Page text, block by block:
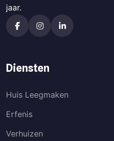
jaar.
Diensten
Huis Leegmaken
Erfenis
Verhuizen